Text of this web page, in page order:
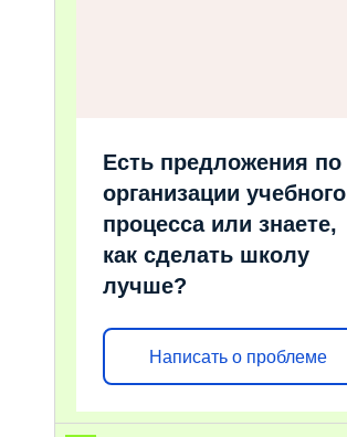
Есть предложения по
организации учебного
процесса или знаете,
как сделать школу
лучше?
Написать о проблеме